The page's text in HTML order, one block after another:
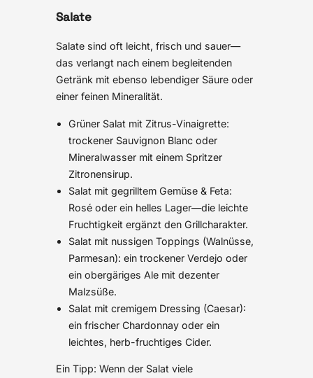
Salate
Salate sind oft leicht, frisch und sauer—
das verlangt nach einem begleitenden
Getränk mit ebenso lebendiger Säure oder
einer feinen Mineralität.
Grüner Salat mit Zitrus-Vinaigrette:
trockener Sauvignon Blanc oder
Mineralwasser mit einem Spritzer
Zitronensirup.
Salat mit gegrilltem Gemüse & Feta:
Rosé oder ein helles Lager—die leichte
Fruchtigkeit ergänzt den Grillcharakter.
Salat mit nussigen Toppings (Walnüsse,
Parmesan): ein trockener Verdejo oder
ein obergäriges Ale mit dezenter
Malzsüße.
Salat mit cremigem Dressing (Caesar):
ein frischer Chardonnay oder ein
leichtes, herb-fruchtiges Cider.
Ein Tipp: Wenn der Salat viele